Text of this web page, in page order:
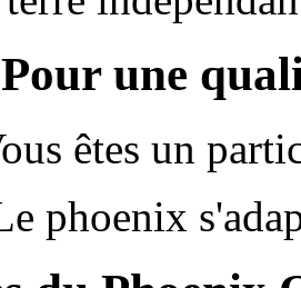
Pour une
êtes un
phoenix